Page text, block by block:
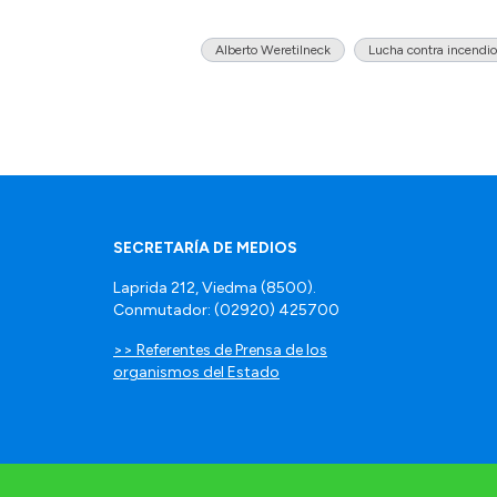
Alberto Weretilneck Lucha contra
SECRETARÍA DE MEDIOS
Laprida 212, Viedma (8500).
Conmutador: (02920) 425700
>> Referentes de Prensa de los
organismos del Estado